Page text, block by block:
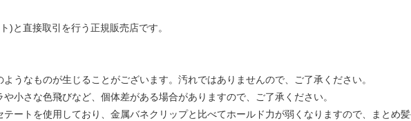
と直接取引を行う正規販売店です。
うなものが生じることがございます。汚れではありませんので、ご了承ください。
小さな色飛びなど、個体差がある場合がありますので、ご了承ください。
ートを使用しており、金属バネクリップと比べてホールド力が弱くなりますので、まとめ